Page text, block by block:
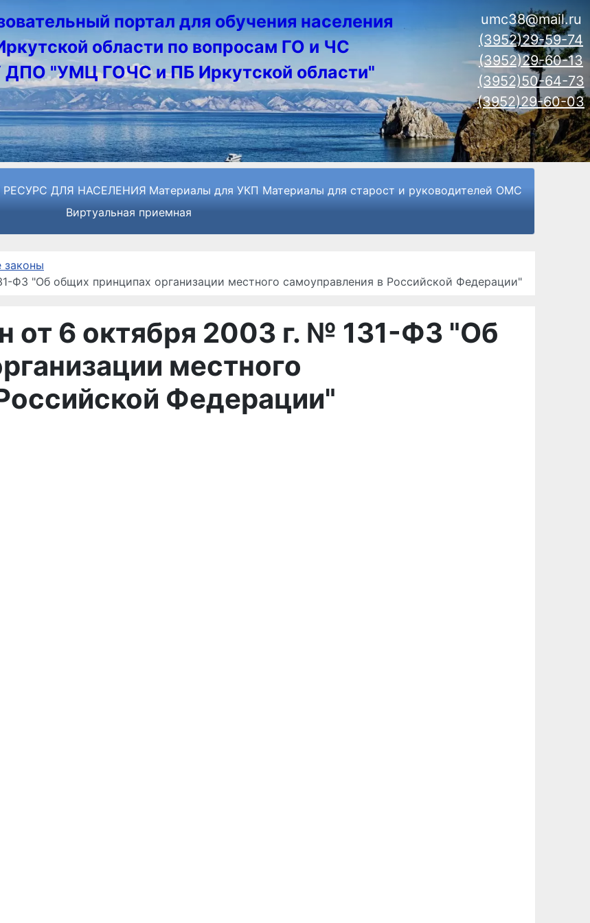
портал для обучения населения
области по вопросам ГО и ЧС
ДПО "УМЦ ГОЧС и ПБ Иркутской области"
umc38@mail.ru
(3952)29-59-74
(3952)29-60-13
(3952)50-64-73
(3952)29-60-03
ДЛЯ НАСЕЛЕНИЯ Материалы для УКП Материалы для старост и руководителей ОМС
Виртуальная приемная
законы
ФЗ "Об общих принципах организации местного самоуправления в Российской Федерации"
от 6 октября 2003 г. № 131-ФЗ "Об
местного
Федерации"